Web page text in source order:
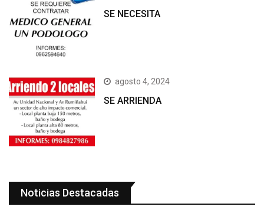
SE NECESITA
agosto 4, 2024
SE ARRIENDA
Noticias Destacadas